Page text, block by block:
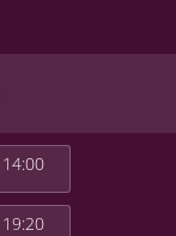
14:00
19:20